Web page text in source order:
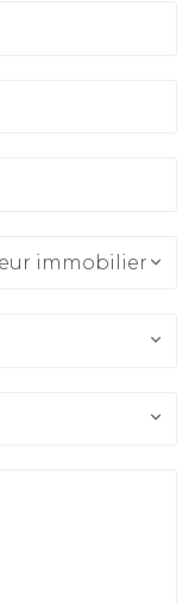
immobilier??
immobilier??